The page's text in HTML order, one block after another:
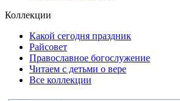
Коллекции
Какой сегодня праздник
Райсовет
Православное богослужение
Читаем с детьми о вере
Все коллекции